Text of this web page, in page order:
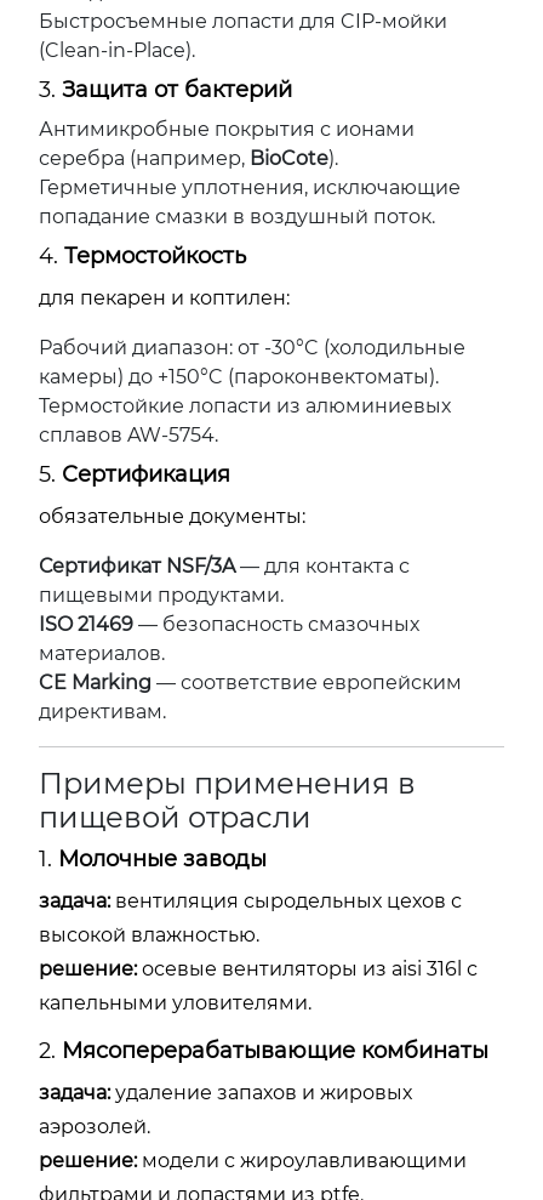
Быстросъемные лопасти для CIP-мойки
(Clean-in-Place).
3. Защита от бактерий
Антимикробные покрытия с ионами
серебра (например, BioCote).
Герметичные уплотнения, исключающие
попадание смазки в воздушный поток.
4. Термостойкость
для пекарен и коптилен:
Рабочий диапазон: от -30°C (холодильные
камеры) до +150°C (пароконвектоматы).
Термостойкие лопасти из алюминиевых
сплавов AW-5754.
5. Сертификация
обязательные документы:
Сертификат NSF/3A— для контакта с
пищевыми продуктами.
ISO 21469 — безопасность смазочных
материалов.
CE Marking — соответствие европейским
директивам.
Примеры применения в
пищевой отрасли
1. Молочные заводы
задача:вентиляция сыродельных цехов с
высокой влажностью.
решение:осевые вентиляторы из aisi 316l с
капельными уловителями.
2. Мясоперерабатывающие комбинаты
задача:удаление запахов и жировых
аэрозолей.
решение:модели с жироулавливающими
фильтрами и лопастями из ptfe.